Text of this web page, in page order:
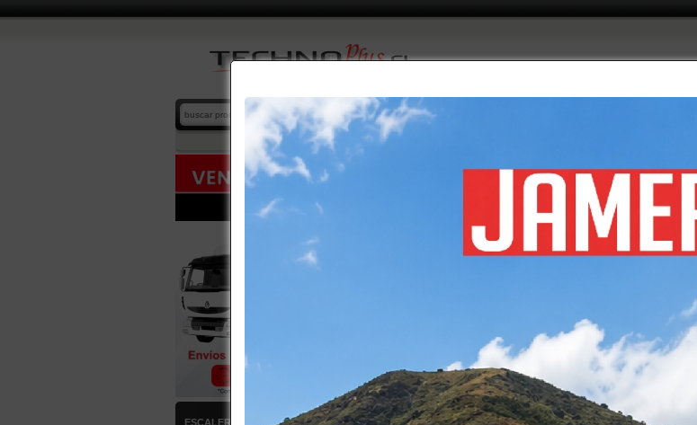
MARCAS COMERCIALIZADAS
ESCALERAS DE ALUMINIO
SUBCATEGORIAS DE ESCALERAS TIPO AVION
ACERO
TODOS LOS PRODUCTOS DE ESCALERAS TIPO AVION